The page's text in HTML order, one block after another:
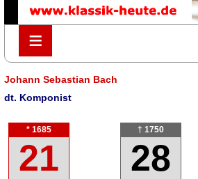
≡
≡
Johann Sebastian Bach
dt. Komponist
* 1685
21
† 1750
28